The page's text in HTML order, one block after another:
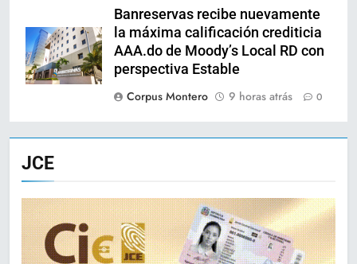
JCE
Banreservas recibe nuevamente
la máxima calificación crediticia
AAA.do de Moody’s Local RD con
perspectiva Estable
Corpus Montero
9 horas atrás 0